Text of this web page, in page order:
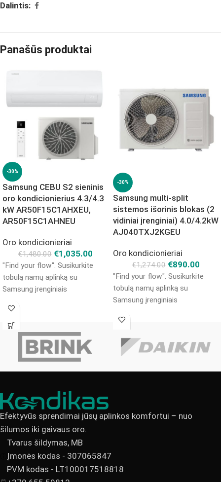
Dalintis:
Panašūs produktai
-30%
Samsung CEBU S2 sieninis
oro kondicionierius 4.3/4.3
kW AR50F15C1AHXEU,
AR50F15C1AHNEU
Oro kondicionieriai
€1,480.00 €1,035.00
"Find your flow". Susikurkite
tobulą namų aplinką su
Samsung įrenginiais
-30%
Samsung multi-split
sistemos išorinis blokas (2
vidiniai įrenginiai) 4.0/4.2kW
AJ040TXJ2KGEU
Oro kondicionieriai
€1,274.00 €890.00
"Find your flow". Susikurkite
tobulą namų aplinką su
Samsung įrenginiais
Efektyvūs sprendimai jūsų aplinkos komfortui – nuo
šilumos iki gaivaus oro.
Tvarus šildymas, MB
Įmonės kodas - 307065847
PVM kodas - LT100017518818